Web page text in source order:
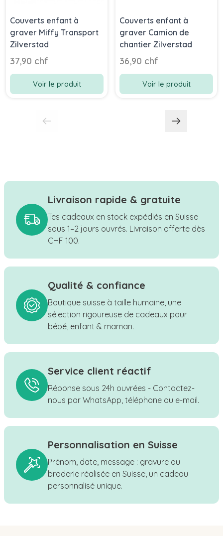
Couverts enfant à
graver Miffy Transport
Zilverstad
37,90 chf
Voir le produit
Couverts enfant à
graver Camion de
chantier Zilverstad
36,90 chf
Voir le produit
Livraison rapide & gratuite
Tes cadeaux en stock expédiés en Suisse
sous 1–2 jours ouvrés. Livraison offerte dès
CHF 100.
Qualité & confiance
Boutique suisse à taille humaine, une
sélection rigoureuse de cadeaux pour
bébé, enfant & maman.
Service client réactif
Réponse sous 24h ouvrées - Contactez-
nous par WhatsApp, téléphone ou e-mail.
Personnalisation en Suisse
Prénom, date, message : gravure ou
broderie réalisée en Suisse, un cadeau
personnalisé unique.